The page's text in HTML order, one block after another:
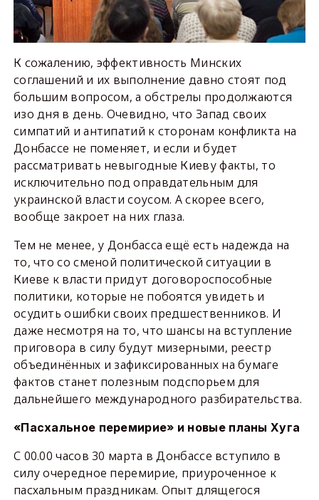
К сожалению, эффективность Минских
соглашений и их выполнение давно стоят под
большим вопросом, а обстрелы продолжаются
изо дня в день. Очевидно, что Запад своих
симпатий и антипатий к сторонам конфликта на
Донбассе не поменяет, и если и будет
рассматривать невыгодные Киеву факты, то
исключительно под оправдательным для
украинской власти соусом. А скорее всего,
вообще закроет на них глаза.
Тем не менее, у Донбасса ещё есть надежда на
то, что со сменой политической ситуации в
Киеве к власти придут договороспособные
политики, которые не побоятся увидеть и
осудить ошибки своих предшественников. И
даже несмотря на то, что шансы на вступление
приговора в силу будут мизерными, реестр
объединённых и зафиксированных на бумаге
фактов станет полезным подспорьем для
дальнейшего международного разбирательства.
«Пасхальное перемирие» и новые планы Хуга
С 00.00 часов 30 марта в Донбассе вступило в
силу очередное перемирие, приуроченное к
пасхальным праздникам. Опыт длящегося